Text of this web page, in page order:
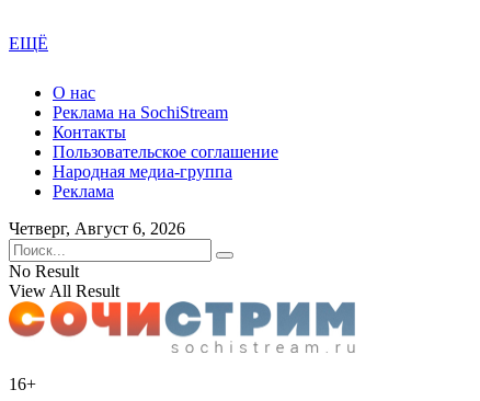
ЕЩЁ
О нас
Реклама на SochiStream
Контакты
Пользовательское соглашение
Народная медиа-группа
Реклама
Четверг, Август 6, 2026
No Result
View All Result
16+